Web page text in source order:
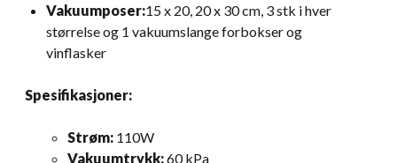
Vakuumposer:15 x 20, 20 x 30 cm, 3 stk i hver
størrelse og 1 vakuumslange forbokser og
vinflasker
Spesifikasjoner:
Strøm: 110W
Vakuumtrykk:60 kPa